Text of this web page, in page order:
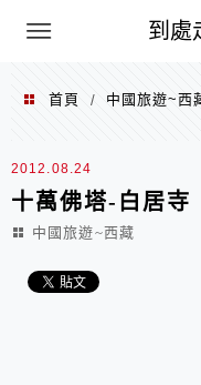
到處
首頁 / 中國旅遊~西
2012.08.24
十萬佛塔-白居寺
中國旅遊~西藏